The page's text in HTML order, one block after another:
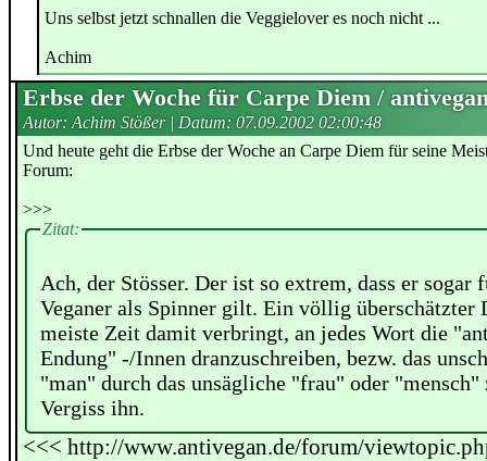
Uns selbst jetzt schnallen die Veggielover es noch nicht ...
Achim
Erbse der Woche für Carpe Diem /
Autor: Achim Stößer | Datum: 07.09.2002 02:00:48
Und heute geht die Erbse der Woche an Carpe Diem für seine
Forum:
>>>
Zitat:
Ach, der Stösser. Der ist so extrem, dass er sogar
Veganer als Spinner gilt. Ein völlig überschätzter
meiste Zeit damit verbringt, an jedes Wort die
Endung" -/Innen dranzuschreiben, bezw. das
"man" durch das unsägliche "frau" oder "mensch"
Vergiss ihn.
<<< http://www.antivegan.de/forum/